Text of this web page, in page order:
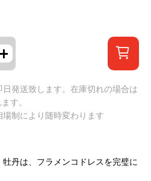
+
発送致します。在庫切れの場合は
す。
制により随時変わります
丹は、フラメンコドレスを完璧に